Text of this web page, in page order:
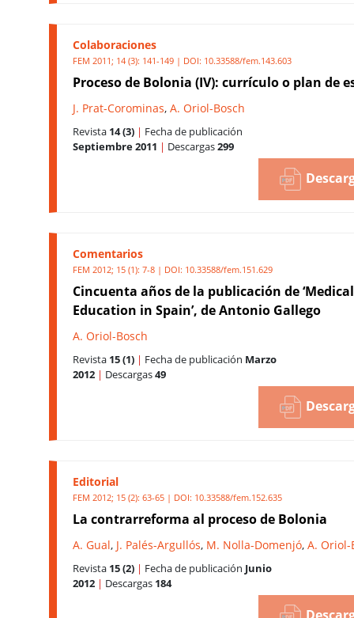
Colaboraciones
FEM 2011; 14 (3): 141-149 | DOI: 10.33588/fem.143.603
Proceso de Bolonia (IV): currículo o plan de
J. Prat-Corominas, A. Oriol-Bosch
Revista 14 (3) | Fecha de publicación
Septiembre 2011 | Descargas299
Comentarios
FEM 2012; 15 (1): 7-8 | DOI: 10.33588/fem.151.629
Cincuenta años de la publicación de ‘Medical
Education in Spain’, de Antonio Gallego
A. Oriol-Bosch
Revista 15 (1) | Fecha de publicación Marzo
2012 | Descargas49
Editorial
FEM 2012; 15 (2): 63-65 | DOI: 10.33588/fem.152.635
La contrarreforma al proceso de Bolonia
A. Gual, J. Palés-Argullós, M. Nolla-Domenjó, A. Oriol-
Revista 15 (2) | Fecha de publicación Junio
2012 | Descargas 184